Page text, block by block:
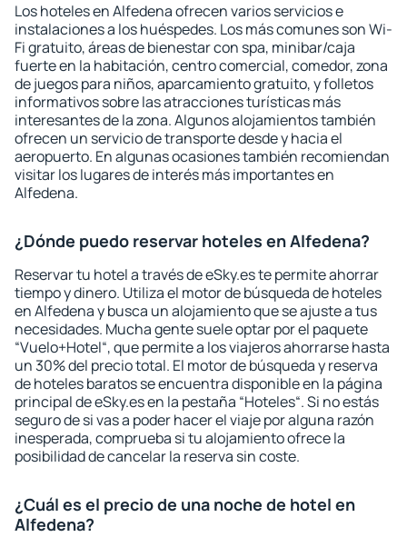
Los hoteles en Alfedena ofrecen varios servicios e
instalaciones a los huéspedes. Los más comunes son Wi-
Fi gratuito, áreas de bienestar con spa, minibar/caja
fuerte en la habitación, centro comercial, comedor, zona
de juegos para niños, aparcamiento gratuito, y folletos
informativos sobre las atracciones turísticas más
interesantes de la zona. Algunos alojamientos también
ofrecen un servicio de transporte desde y hacia el
aeropuerto. En algunas ocasiones también recomiendan
visitar los lugares de interés más importantes en
Alfedena.
¿Dónde puedo reservar hoteles en Alfedena?
Reservar tu hotel a través de eSky.es te permite ahorrar
tiempo y dinero. Utiliza el motor de búsqueda de hoteles
en Alfedena y busca un alojamiento que se ajuste a tus
necesidades. Mucha gente suele optar por el paquete
“Vuelo+Hotel“, que permite a los viajeros ahorrarse hasta
un 30% del precio total. El motor de búsqueda y reserva
de hoteles baratos se encuentra disponible en la página
principal de eSky.es en la pestaña “Hoteles“. Si no estás
seguro de si vas a poder hacer el viaje por alguna razón
inesperada, comprueba si tu alojamiento ofrece la
posibilidad de cancelar la reserva sin coste.
¿Cuál es el precio de una noche de hotel en
Alfedena?